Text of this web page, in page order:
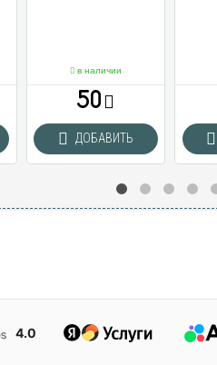
в наличии
50
ДОБАВИТЬ
4.0